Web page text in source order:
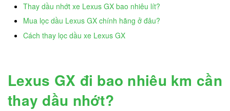
Thay dầu nhớt xe Lexus GX bao nhiêu lít?
Mua lọc dầu Lexus GX chính hãng ở đâu?
Cách thay lọc dầu xe Lexus GX
Lexus GX đi bao nhiêu km cần
thay dầu nhớt?